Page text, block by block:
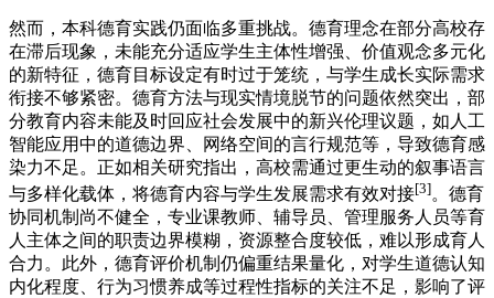
然而，本科德育实践仍面临多重挑战。德育理念在部分高校存
在滞后现象，未能充分适应学生主体性增强、价值观念多元化
的新特征，德育目标设定有时过于笼统，与学生成长实际需求
衔接不够紧密。德育方法与现实情境脱节的问题依然突出，部
分教育内容未能及时回应社会发展中的新兴伦理议题，如人工
智能应用中的道德边界、网络空间的言行规范等，导致德育感
染力不足。正如相关研究指出，高校需通过更生动的叙事语言
与多样化载体，将德育内容与学生发展需求有效对接[3]。德育
协同机制尚不健全，专业课教师、辅导员、管理服务人员等育
人主体之间的职责边界模糊，资源整合度较低，难以形成育人
合力。此外，德育评价机制仍偏重结果量化，对学生道德认知
内化程度、行为习惯养成等过程性指标的关注不足，影响了评